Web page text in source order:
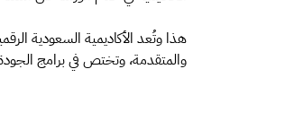
هذا وتُعد الأكاديمية السعودية
والمتقدمة، وتختص في برامج